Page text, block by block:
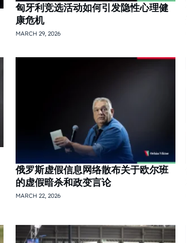
匈牙利竞选活动如何引发隐性心理健
康危机
MARCH 29, 2026
俄罗斯虚假信息网络散布关于欧尔班
的虚假暗杀和政变言论
MARCH 22, 2026